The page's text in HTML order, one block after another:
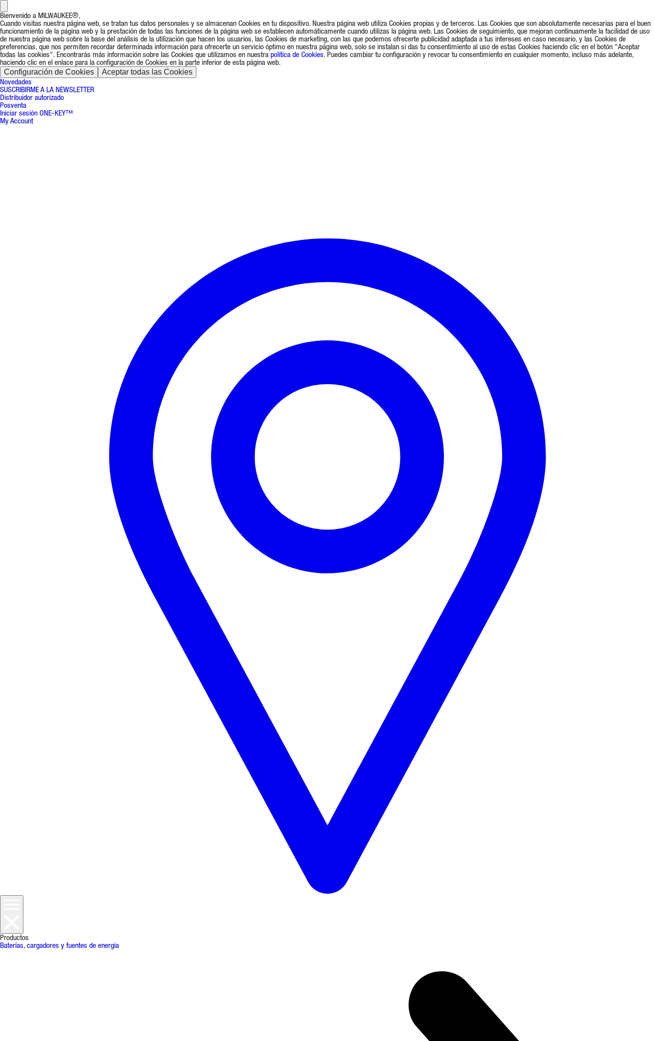
Bienvenido a MILWAUKEE®,
Cuando visitas nuestra página web, se tratan tus datos personales y se almacenan Cookies en tu dispositivo. Nuestra página web utiliza Cookies propias y de terceros. Las Cookies que son absolutamente necesarias para el buen
funcionamiento de la página web y la prestación de todas las funciones de la página web se establecen automáticamente cuando utilizas la página web. Las Cookies de seguimiento, que mejoran continuamente la facilidad de uso
de nuestra página web sobre la base del análisis de la utilización que hacen los usuarios, las Cookies de marketing, con las que podemos ofrecerte publicidad adaptada a tus intereses en caso necesario, y las Cookies de
preferencias, que nos permiten recordar determinada información para ofrecerte un servicio óptimo en nuestra página web, solo se instalan si das tu consentimiento al uso de estas Cookies haciendo clic en el botón "Aceptar
todas las cookies". Encontrarás más información sobre las Cookies que utilizamos en nuestra política de Cookies. Puedes cambiar tu configuración y revocar tu consentimiento en cualquier momento, incluso más adelante,
haciendo clic en el enlace para la configuración de Cookies en la parte inferior de esta página web.
Configuración de Cookies Aceptar todas las Cookies
Novedades
SUSCRIBIRME A LA NEWSLETTER
Distribuidor autorizado
Posventa
Iniciar sesión ONE-KEY™
My Account
Productos
Baterías, cargadores y fuentes de energía